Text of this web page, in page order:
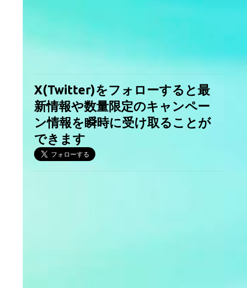
X(Twitter)をフォローすると最
新情報や数量限定のキャンペー
ン情報を瞬時に受け取ることが
できます